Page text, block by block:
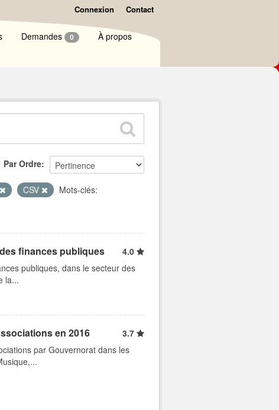
Connexion Contact
Demandes 0 À propos
Par Ordre
CSV
Mots-clés:
finances publiques
4.0
publiques, dans le secteur des
la...
en 2016
3.7
par Gouvernorat dans les